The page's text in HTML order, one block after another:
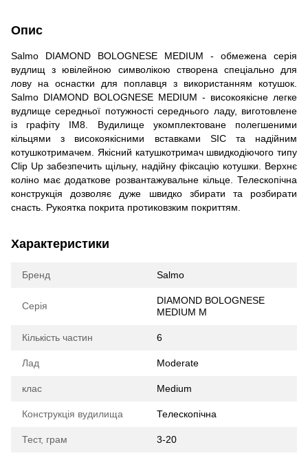
Опис
Salmo DIAMOND BOLOGNESE MEDIUM - обмежена серія
вудлищ з ювілейною символікою створена спеціально для
лову на оснастки для поплавця з використанням котушок.
Salmo DIAMOND BOLOGNESE MEDIUM - високоякісне легке
вудлище середньої потужності середнього ладу, виготовлене
із графіту IM8. Вудилище укомплектоване полегшеними
кільцями з високоякісними вставками SIC та надійним
котушкотримачем. Якісний катушкотримач швидкодіючого типу
Clip Up забезпечить щільну, надійну фіксацію котушки. Верхнє
коліно має додаткове розвантажувальне кільце. Телескопічна
конструкція дозволяє дуже швидко збирати та розбирати
снасть. Рукоятка покрита протиковзким покриттям.
Характеристики
Бренд Salmo
Серія
DIAMOND BOLOGNESE
MEDIUM M
Кількість частин 6
Лад Moderate
клас Medium
Конструкція вудилища Телескопічна
Тест, грам 3-20